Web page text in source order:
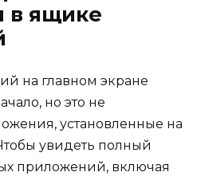
в ящике
на главном экране
но это не
установленные на
увидеть полный
приложений, включая